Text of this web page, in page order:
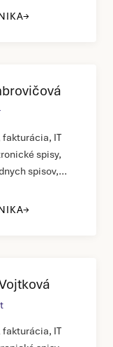
IT
spisy,
spisov,
IT